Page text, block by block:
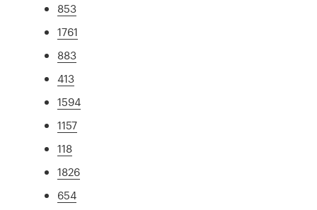
853
1761
883
413
1594
1157
118
1826
654